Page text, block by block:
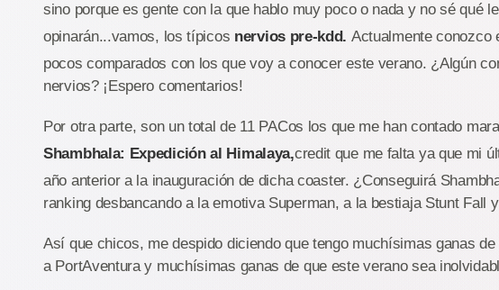
sino porque es gente con la que hablo muy poco o nada y no sé qué
opinarán...vamos, los típicos nervios pre-kdd. Actualmente conozco
pocos comparados con los que voy a conocer este verano. ¿Algún
nervios? ¡Espero comentarios!
Por otra parte, son un total de 11 PACos los que me han contado
Shambhala: Expedición al Himalaya,credit que me falta ya que mi
año anterior a la inauguración de dicha coaster. ¿Conseguirá
ranking desbancando a la emotiva Superman, a la bestiaja Stunt Fall
Así que chicos, me despido diciendo que tengo muchísimas ganas
a PortAventura y muchísimas ganas de que este verano sea